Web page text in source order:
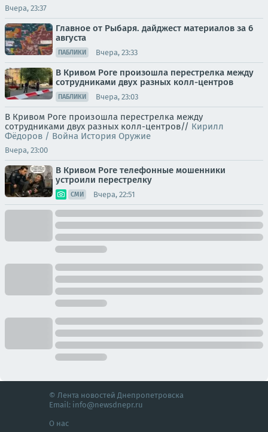
Вчера, 23:37
Главное от Рыбаря. дайджест материалов за 6
августа
ПАБЛИКИ Вчера, 23:33
В Кривом Роге произошла перестрелка между
сотрудниками двух разных колл-центров
ПАБЛИКИ Вчера, 23:03
В Кривом Роге произошла перестрелка между
сотрудниками двух разных колл-центров// Кирилл
Фёдоров / Война История Оружие
Вчера, 23:00
В Кривом Роге телефонные мошенники
устроили перестрелку
СМИ Вчера, 22:51
© Лента новостей Днепропетровска
Email: info@newsdnepr.ru
О нас